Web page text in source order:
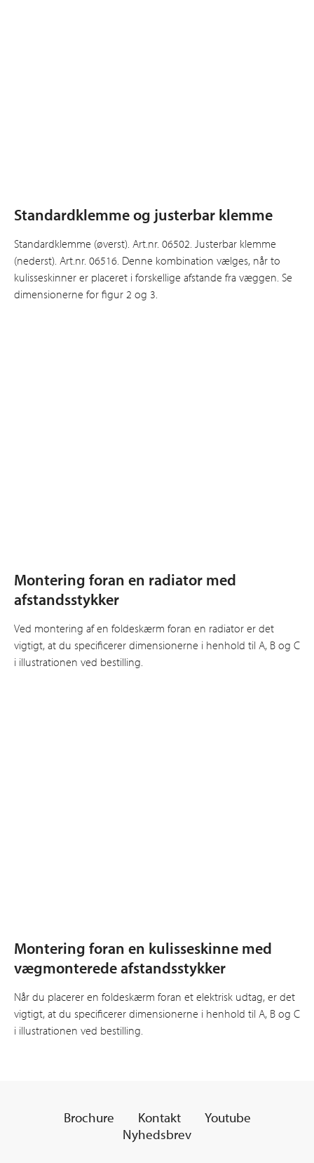
Standardklemme og justerbar klemme
Standardklemme (øverst). Art.nr. 06502. Justerbar klemme
(nederst). Art.nr. 06516. Denne kombination vælges, når to
kulisseskinner er placeret i forskellige afstande fra væggen. Se
dimensionerne for figur 2 og 3.
Montering foran en radiator med
afstandsstykker
Ved montering af en foldeskærm foran en radiator er det
vigtigt, at du specificerer dimensionerne i henhold til A, B og C
i illustrationen ved bestilling.
Montering foran en kulisse­skinne med
væg­monterede afstands­stykker
Når du placerer en foldeskærm foran et elektrisk udtag, er det
vigtigt, at du specificerer dimensionerne i henhold til A, B og C
i illustrationen ved bestilling.
Brochure Kontakt
Youtube
Nyhedsbrev